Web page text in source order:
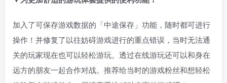
加入了可保存游戏数据的「中途保存」功能，随时都可进行
操作！并修复了以往妨碍游戏进行的重点错误，当时无法通
关的玩家现在也可以轻松游玩。透过在线游玩还可以和身在
远方的朋友一起合作对战。推荐给当时的游戏粉丝和想轻松